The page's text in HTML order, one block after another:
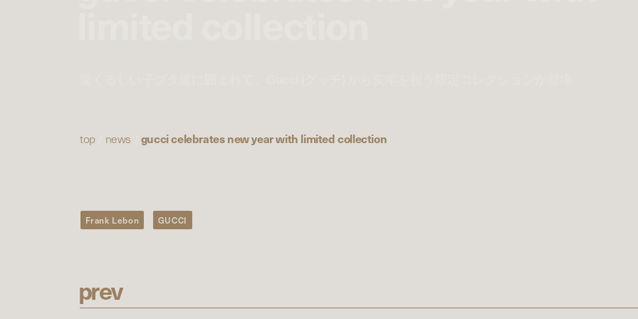
top/ news gucci celebrates new year with limited collection
Frank Lebon GUCCI
prev